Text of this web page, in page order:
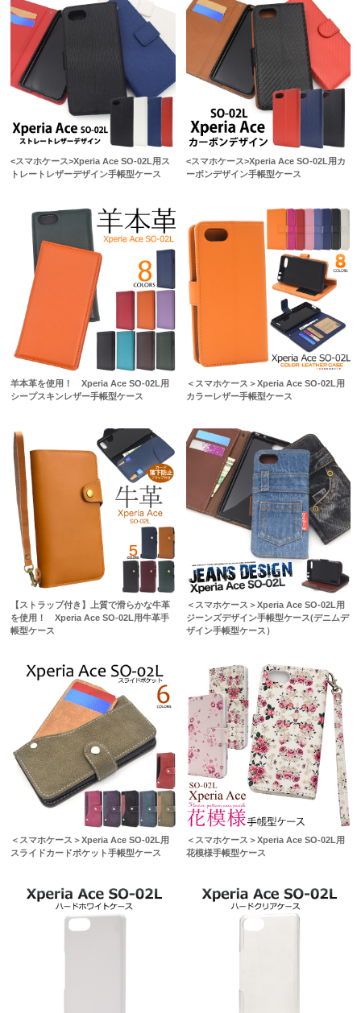
<スマホケース>Xperia Ace SO-02L用ス
トレートレザーデザイン手帳型ケース
<スマホケース>Xperia Ace SO-02L用カ
ーボンデザイン手帳型ケース
羊本革を使用！ Xperia Ace SO-02L用
シープスキンレザー手帳型ケース
＜スマホケース＞Xperia Ace SO-02L用
カラーレザー手帳型ケース
【ストラップ付き】上質で滑らかな牛革
を使用！ Xperia Ace SO-02L用牛革手
帳型ケース
＜スマホケース＞Xperia Ace SO-02L用
ジーンズデザイン手帳型ケース(デニムデ
ザイン手帳型ケース）
＜スマホケース＞Xperia Ace SO-02L用
スライドカードポケット手帳型ケース
＜スマホケース＞Xperia Ace SO-02L用
花模様手帳型ケース